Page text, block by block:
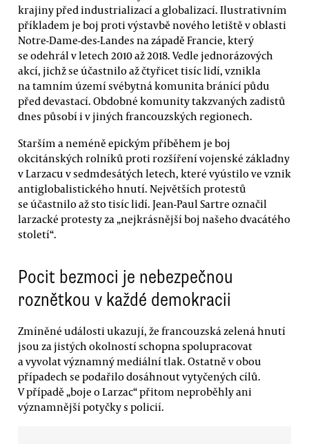
krajiny před industrializací a globalizací. Ilustrativním
příkladem je boj proti výstavbě nového letiště v oblasti
Notre-Dame-des-Landes na západě Francie, který
se odehrál v letech 2010 až 2018. Vedle jednorázových
akcí, jichž se účastnilo až čtyřicet tisíc lidí, vznikla
na tamním území svébytná komunita bránící půdu
před devastací. Obdobné komunity takzvaných zadistů
dnes působí i v jiných francouzských regionech.
Starším a neméně epickým příběhem je boj
okcitánských rolníků proti rozšíření vojenské základny
v Larzacu v sedmdesátých letech, které vyústilo ve vznik
antiglobalistického hnutí. Největších protestů
se účastnilo až sto tisíc lidí. Jean-Paul Sartre označil
larzacké protesty za „nejkrásnější boj našeho dvacátého
století“.
Pocit bezmoci je nebezpečnou
roznětkou v každé demokracii
Zmíněné události ukazují, že francouzská zelená hnutí
jsou za jistých okolností schopna spolupracovat
a vyvolat významný mediální tlak. Ostatně v obou
případech se podařilo dosáhnout vytyčených cílů.
V případě „boje o Larzac“ přitom neproběhly ani
významnější potyčky s policií.